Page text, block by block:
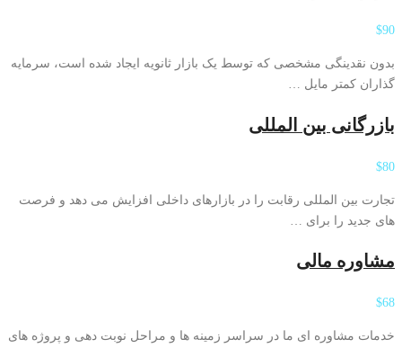
$90
بدون نقدینگی مشخصی که توسط یک بازار ثانویه ایجاد شده است، سرمایه
گذاران کمتر مایل …
بازرگانی بین المللی
$80
تجارت بین المللی رقابت را در بازارهای داخلی افزایش می دهد و فرصت
های جدید را برای …
مشاوره مالی
$68
خدمات مشاوره ای ما در سراسر زمینه ها و مراحل نوبت دهی و پروژه های